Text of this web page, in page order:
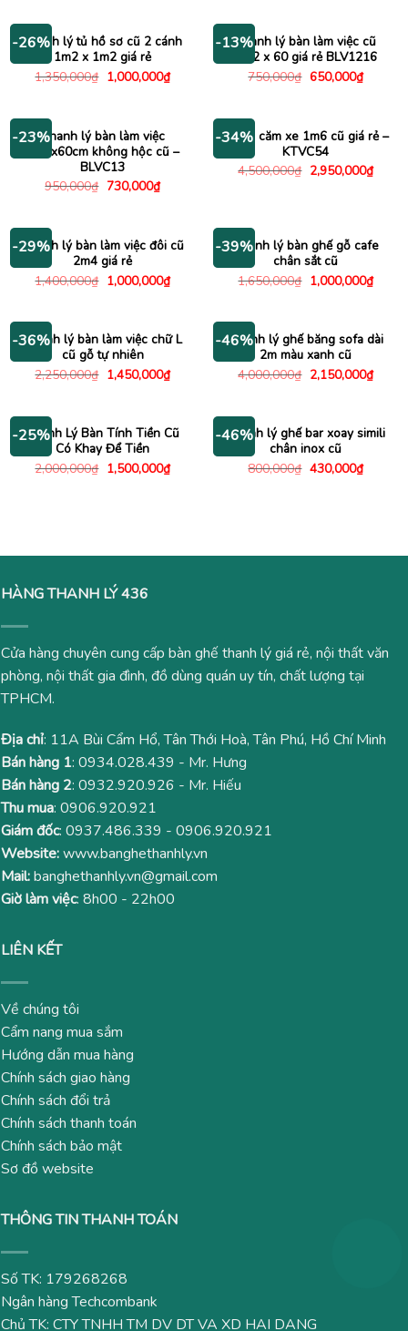
-26%
Thanh lý tủ hồ sơ cũ 2 cánh
1m2 x 1m2 giá rẻ
1,350,000₫ Giá
gốc
1,000,000₫Giá
hiện
1,000,000₫.
-13%Thanh lý bàn làm việc cũ
1m2 x 60 giá rẻ BLV1216
750,000₫ Giá
650,000₫Giá
hiện
-23%Thanh lý bàn làm việc
1m2x60cm không hộc cũ –
BLVC13
950,000₫ Giá
730,000₫Giá
hiện
730,000₫.
-34%
Kệ tivi căm xe 1m6 cũ giá rẻ –
KTVC54
4,500,000₫ Giá
gốc
2,950,000₫Giá
hiện
-29%
Thanh lý bàn làm việc đôi cũ
2m4 giá rẻ
1,400,000₫ Giá
gốc
1,000,000₫Giá
hiện
1,000,000₫.
-39%Thanh lý bàn ghế gỗ cafe
chân sắt cũ
1,650,000₫ Giá
gốc
1,000,000₫Giá
hiện
-36%
Thanh lý bàn làm việc chữ L
cũ gỗ tự nhiên
2,250,000₫ Giá
gốc
1,450,000₫Giá
hiện
1,450,000₫.
-46%
Thanh lý ghế băng sofa dài
2m màu xanh cũ
4,000,000₫ Giá
gốc
2,150,000₫Giá
hiện
-25%
Thanh Lý Bàn Tính Tiền Cũ
Có Khay Để Tiền
2,000,000₫ Giá
gốc
1,500,000₫Giá
hiện
-46%
Thanh lý ghế bar xoay simili
chân inox cũ
800,000₫ Giá
430,000₫Giá
hiện
HÀNG THANH LÝ 436
Cửa hàng chuyên cung cấp bàn ghế thanh lý giá rẻ, nội thất văn
phòng, nội thất gia đình, đồ dùng quán uy tín, chất lượng tại
TPHCM.
Địa chỉ: 11A Bùi Cẩm Hổ, Tân Thới Hoà, Tân Phú, Hồ Chí Minh
Bán hàng 1: 0934.028.439 - Mr. Hưng
Bán hàng 2: 0932.920.926 - Mr. Hiếu
Thu mua: 0906.920.921
Giám đốc: 0937.486.339 - 0906.920.921
Website:www.banghethanhly.vn
Mail:banghethanhly.vn@gmail.com
Giờ làm việc: 8h00 - 22h00
LIÊN KẾT
Về chúng tôi
Cẩm nang mua sắm
Hướng dẫn mua hàng
Chính sách giao hàng
Chính sách đổi trả
Chính sách thanh toán
Chính sách bảo mật
Sơ đồ website
THÔNG TIN THANH TOÁN
Số TK: 179268268
Ngân hàng Techcombank
Chủ TK: CTY TNHH TM DV DT VA XD HAI DANG